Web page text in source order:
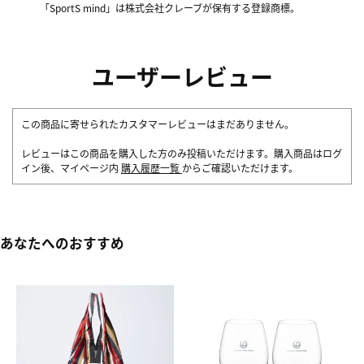
「SportS mind」は株式会社クレーブが保有する登録商標。
ユーザーレビュー
この商品に寄せられたカスタマーレビューはまだありません。
レビューはこの商品を購入した方のみ投稿いただけます。購入商品はログ
イン後、マイページ内 購入履歴一覧 からご確認いただけます。
あなたへのおすすめ